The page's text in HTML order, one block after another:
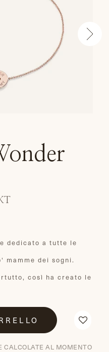
dedicato a tutte le
mamme dei sogni.
così ha creato le
CALCOLATE AL MOMENTO